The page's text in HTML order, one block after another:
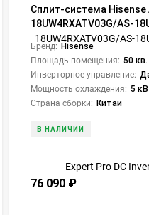
Сплит-система Hisense
18UW4RXATV03G/AS-
Expert Pro DC Inverter
Бренд: Hisense
Площадь помещения: 50
Инверторное управление:
Мощность охлаждения: 5
Страна сборки: Китай
В НАЛИЧИИ
76 090 ₽